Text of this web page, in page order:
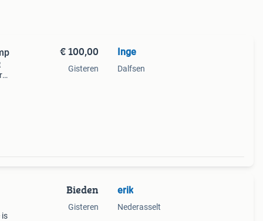
€ 100,00
Gisteren
Inge
Dalfsen
is
Bieden
Gisteren
erik
Nederasselt